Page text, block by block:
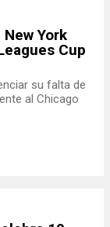
York
Cup
su falta de
al Chicago